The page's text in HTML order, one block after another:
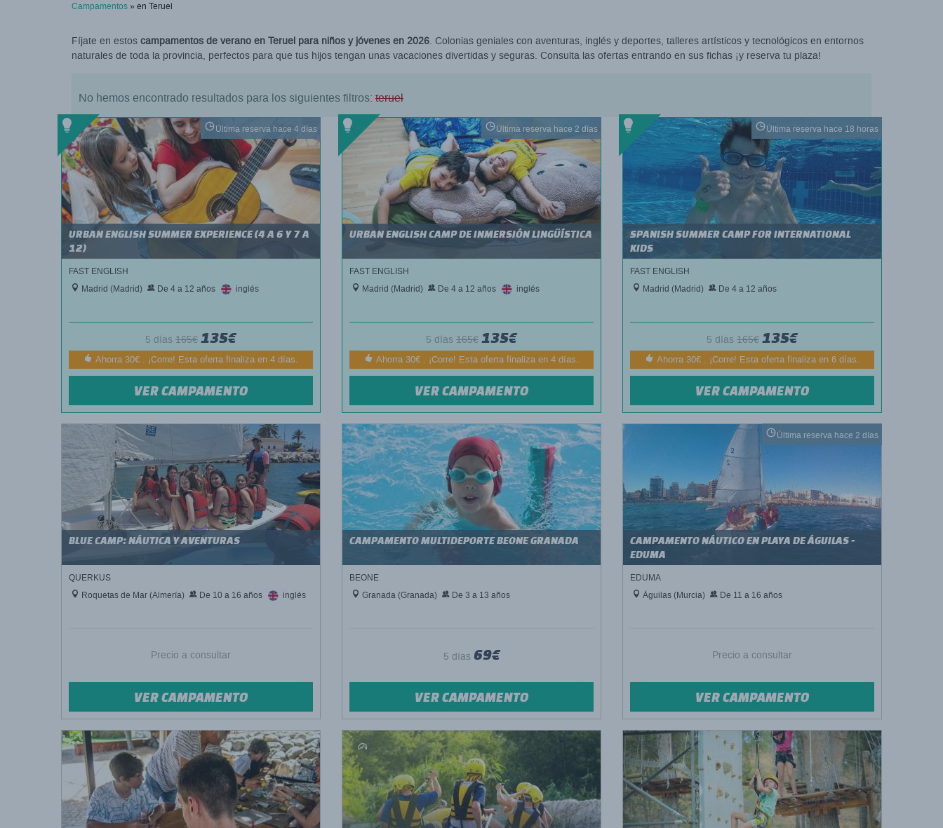
Campamentos» en Teruel
Fíjate en estos campamentos de verano en Teruel para niños y jóvenes en 2026. Colonias geniales con aventuras, inglés y deportes, talleres artísticos y tecnológicos en entornos
naturales de toda la provincia, perfectos para que tus hijos tengan unas vacaciones divertidas y seguras. Consulta las ofertas entrando en sus fichas ¡y reserva tu plaza!
No hemos encontrado resultados para los siguientes filtros: teruel
Última reserva hace 4 días
URBAN ENGLISH SUMMER EXPERIENCE (4 A 6 Y 7 A
12)
FAST ENGLISH
Madrid (Madrid)
De 4 a 12 años inglés
5 días 165€ 135€
Ahorra 30€ . ¡Corre! Esta oferta finaliza en 4 días.
VER CAMPAMENTO
Última reserva hace 2 días
URBAN ENGLISH CAMP DE INMERSIÓN LINGÜÍSTICA
FAST ENGLISH
Madrid (Madrid)
De 4 a 12 años inglés
5 días 165€ 135€
Ahorra 30€ . ¡Corre! Esta oferta finaliza en 4 días.
VER CAMPAMENTO
Última reserva hace 18 horas
SPANISH SUMMER CAMP FOR INTERNATIONAL
KIDS
FAST ENGLISH
Madrid (Madrid)
De 4 a 12 años
5 días 165€ 135€
Ahorra 30€ . ¡Corre! Esta oferta finaliza en 6 días.
VER CAMPAMENTO
BLUE CAMP: NÁUTICA Y AVENTURAS
QUERKUS
Roquetas de Mar (Almería)
De 10 a 16 años inglés
Precio a consultar
VER CAMPAMENTO
CAMPAMENTO MULTIDEPORTE BEONE GRANADA
BEONE
Granada (Granada)
De 3 a 13 años
5 días 69€
VER CAMPAMENTO
Última reserva hace 2 días
CAMPAMENTO NÁUTICO EN PLAYA DE ÁGUILAS -
EDUMA
EDUMA
Águilas (Murcia)
De 11 a 16 años
Precio a consultar
VER CAMPAMENTO